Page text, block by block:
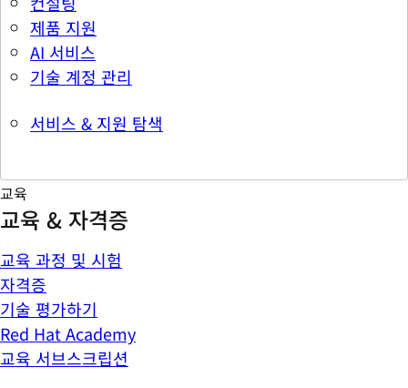
제품 지원
AI 서비스
기술 계정 관리
서비스 & 지원 탐색
교육
교육 & 자격증
교육 과정 및 시험
자격증
기술 평가하기
Red Hat Academy
교육 서브스크립션